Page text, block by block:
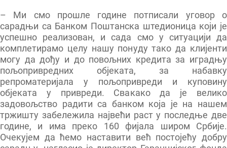
– Ми смо прошле године потписали уговор о
сарадњи са Банком Поштанска штедионица који је
успешно реализован, и сада смо у ситуацији да
комплетирамо целу нашу понуду тако да клијенти
могу да дођу и до повољних кредита за иградњу
пољопривредних објеката, за набавку
репроматеријала у пољопривреди и куповину
објеката у привреди. Свакако да је велико
задовољство радити са банком која је на нашем
тржишту забележила највећи раст у последње две
године, и има преко 160 фијала широм Србије.
Очекујем да ћемо наставити већ постојећу добру